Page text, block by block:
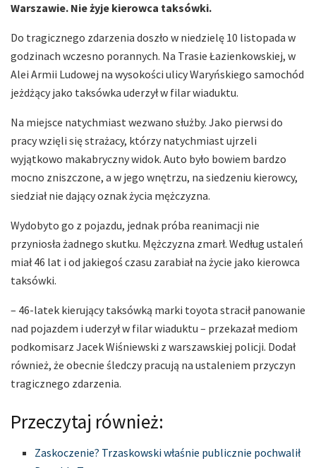
Warszawie. Nie żyje kierowca taksówki.
Do tragicznego zdarzenia doszło w niedzielę 10 listopada w
godzinach wczesno porannych. Na Trasie Łazienkowskiej, w
Alei Armii Ludowej na wysokości ulicy Waryńskiego samochód
jeżdżący jako taksówka uderzył w filar wiaduktu.
Na miejsce natychmiast wezwano służby. Jako pierwsi do
pracy wzięli się strażacy, którzy natychmiast ujrzeli
wyjątkowo makabryczny widok. Auto było bowiem bardzo
mocno zniszczone, a w jego wnętrzu, na siedzeniu kierowcy,
siedział nie dający oznak życia mężczyzna.
Wydobyto go z pojazdu, jednak próba reanimacji nie
przyniosła żadnego skutku. Mężczyzna zmarł. Według ustaleń
miał 46 lat i od jakiegoś czasu zarabiał na życie jako kierowca
taksówki.
– 46-latek kierujący taksówką marki toyota stracił panowanie
nad pojazdem i uderzył w filar wiaduktu – przekazał mediom
podkomisarz Jacek Wiśniewski z warszawskiej policji. Dodał
również, że obecnie śledczy pracują na ustaleniem przyczyn
tragicznego zdarzenia.
Przeczytaj również:
Zaskoczenie? Trzaskowski właśnie publicznie pochwalił